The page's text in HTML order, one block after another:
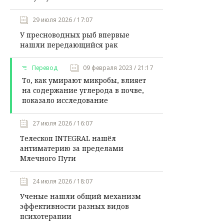
29 июля 2026 / 17:07
У пресноводных рыб впервые
нашли передающийся рак
Перевод 09 февраля 2023 / 21:17
То, как умирают микробы, влияет
на содержание углерода в почве,
показало исследование
27 июля 2026 / 16:07
Телескоп INTEGRAL нашёл
антиматерию за пределами
Млечного Пути
24 июля 2026 / 18:07
Ученые нашли общий механизм
эффективности разных видов
психотерапии